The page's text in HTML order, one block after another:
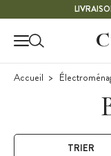
Accueil
TRIER